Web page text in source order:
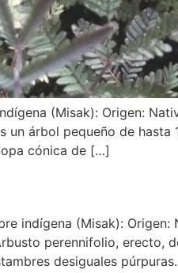
(Misak): Origen:
un árbol pequeño de
cónica de […]
indígena (Misak):
perennifolio,
desiguales